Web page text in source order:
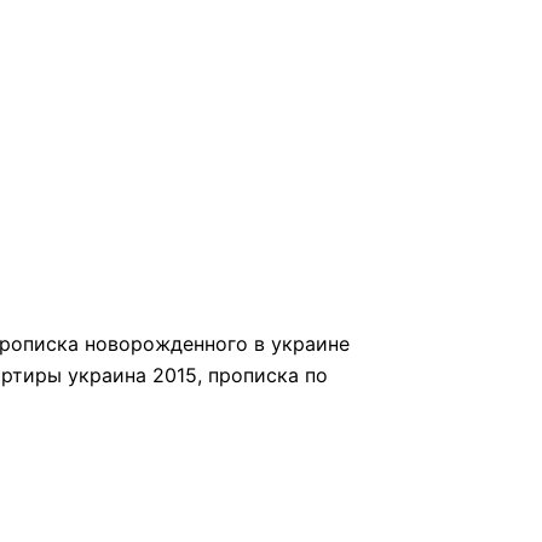
новорожденного в украине
украина 2015, прописка по